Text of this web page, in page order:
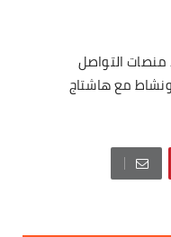
منصات التواصل
مع هاشتاج